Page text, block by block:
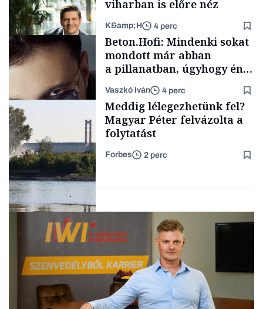
Kultúra
TÁMOGATÓI
viharban is előre néz
K&amp;H 4 perc
Forbes-sztori
Beton.Hofi: Mindenki sokat
mondott már abban
a pillanatban, úgyhogy én
a legsarkosabb
gondolataimat akartam
kimondani
Vaszkó Iván 4 perc
Meddig lélegezhetünk fel?
Magyar Péter felvázolta a
folytatást
Forbes 2 perc